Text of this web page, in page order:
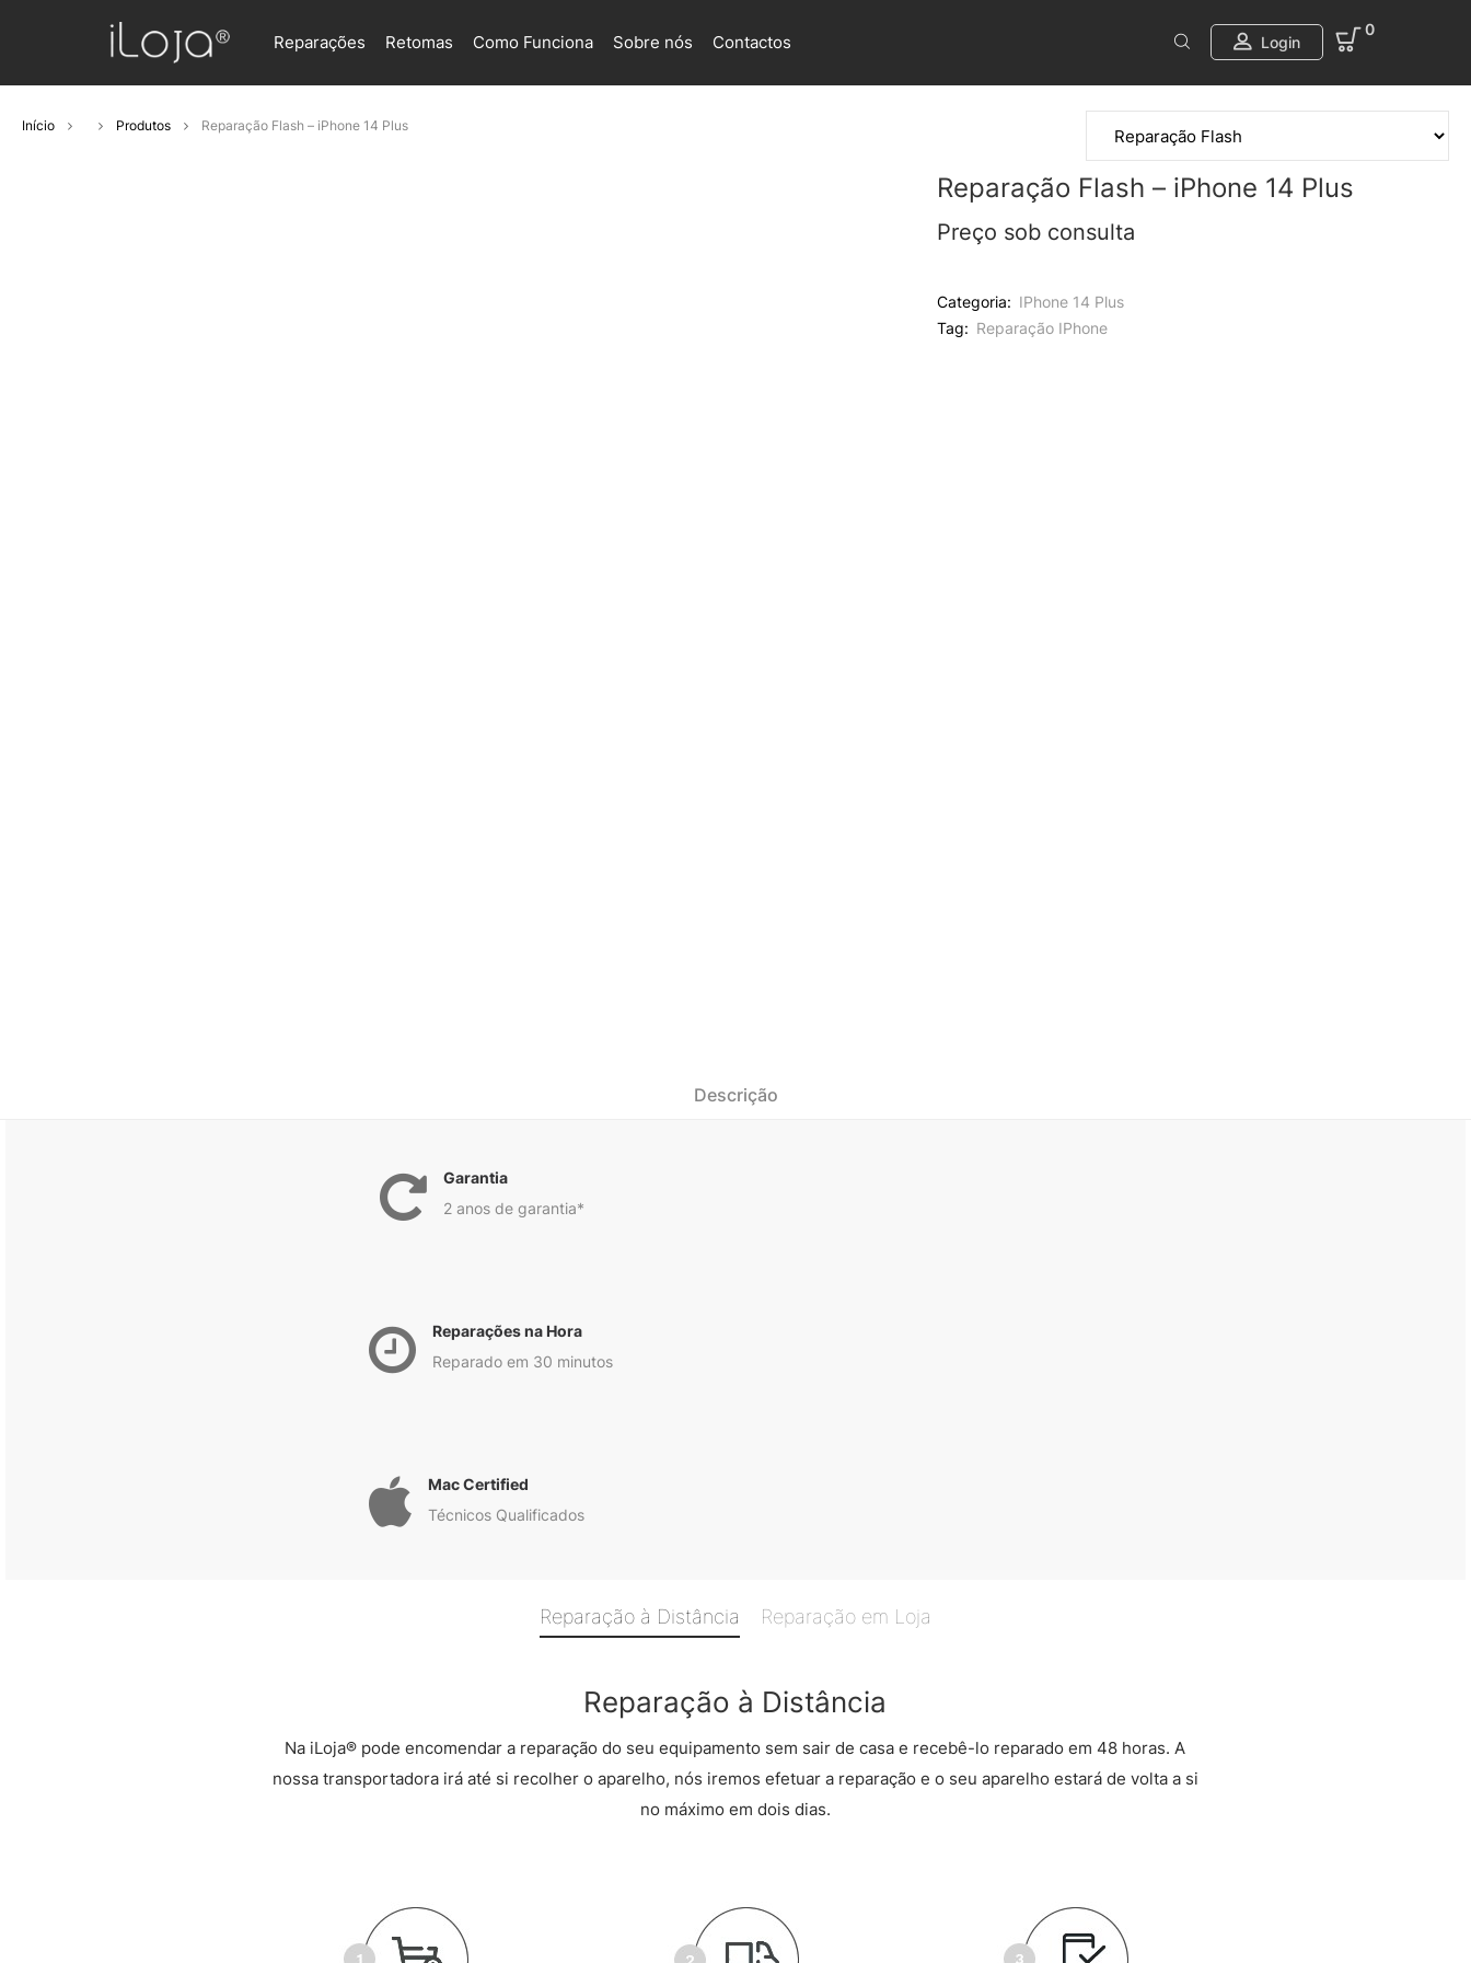
Reparações Retomas Como Funciona Sobre nós Contactos Login
0
Início Produtos Reparação Flash – iPhone 14 Plus
Reparação Flash – iPhone 14 Plus
Preço sob consulta
Categoria: IPhone 14 Plus
Tag: Reparação IPhone
Descrição
Garantia
2 anos de garantia*
Reparações na Hora
Reparado em 30 minutos
Mac Certified
Técnicos Qualificados
Reparação à Distância Reparação em Loja
Reparação à Distância
Na iLoja® pode encomendar a reparação do seu equipamento sem sair de casa e recebê-lo reparado em 48 horas. A
nossa transportadora irá até si recolher o aparelho, nós iremos efetuar a reparação e o seu aparelho estará de volta a si
no máximo em dois dias.